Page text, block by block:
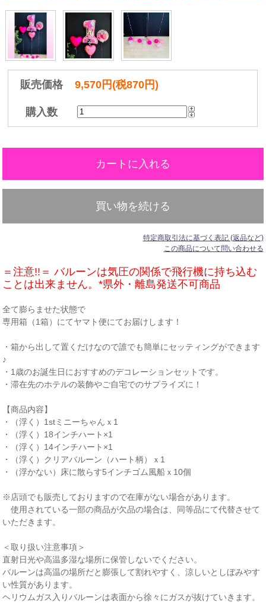
販売価格 9,570円(税870円)
購入数
買い物を続ける
特定商取引法に基づく表記 (返品など)
この商品について問い合わせる
＝注意!!＝ バルーンは気圧の関係で飛行機に持ち込む
ことは出来ません。*県外・離島発送不可商品
全て膨らませた状態で
専用箱（1箱）にてヤマト便にてお届けします！
・箱から出して置くだけなので誰でも簡単にセッティングができます
♪
・1歳のお誕生日におすすめのデコレーションセットです。
・滞在先のホテルの装飾やご自宅でのサプライズに！
【商品内容】
・（浮く）1stミニーちゃんｘ1
・（浮く）18インチハート×1
・（浮く）14インチハート×1
・（浮く）クリアバルーン（ハート柄）ｘ1
・（浮かない）床に散らす5インチゴム風船ｘ10個
※店頭でも販売しておりますので在庫がない場合があります。
使用されている一部の商品が欠品の場合は、同等品にて代替させて
いただきます。
＜取り扱い注意事項＞
直射日光や高温多湿な場所に保管しないでください。
バルーンは高温の場所だと膨張して割れやすく、涼しいとしぼみやす
い性質があります。
ヘリウムガス入りバルーンは表面から徐々にガスが抜けていきます。